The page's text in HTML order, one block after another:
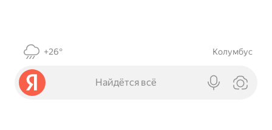
+26° Колумбус
Найдётся всё